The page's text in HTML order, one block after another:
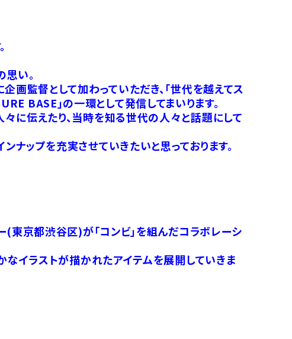
い。
監督として加わっていただき、「世代を越えてス
BASE」の一環として発信してまいります。
に伝えたり、当時を知る世代の人々と話題にして
ップを充実させていきたいと思っております。
(東京都渋谷区)が「コンビ」を組んだコラボレーシ
なイラストが描かれたアイテムを展開していきま